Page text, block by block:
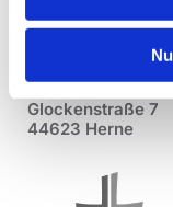
Pfarrei St.
Glockenstraße 7
44623 Herne